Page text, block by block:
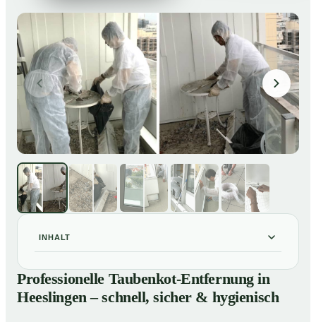
INHALT
01 Professionelle Taubenkot-Entfernung in Heeslingen –
schnell, sicher & hygienisch
Warum professionelle Taubenkot-Entfernung in
Professionelle Taubenkot-Entfernung in
Heeslingen – schnell, sicher & hygienisch